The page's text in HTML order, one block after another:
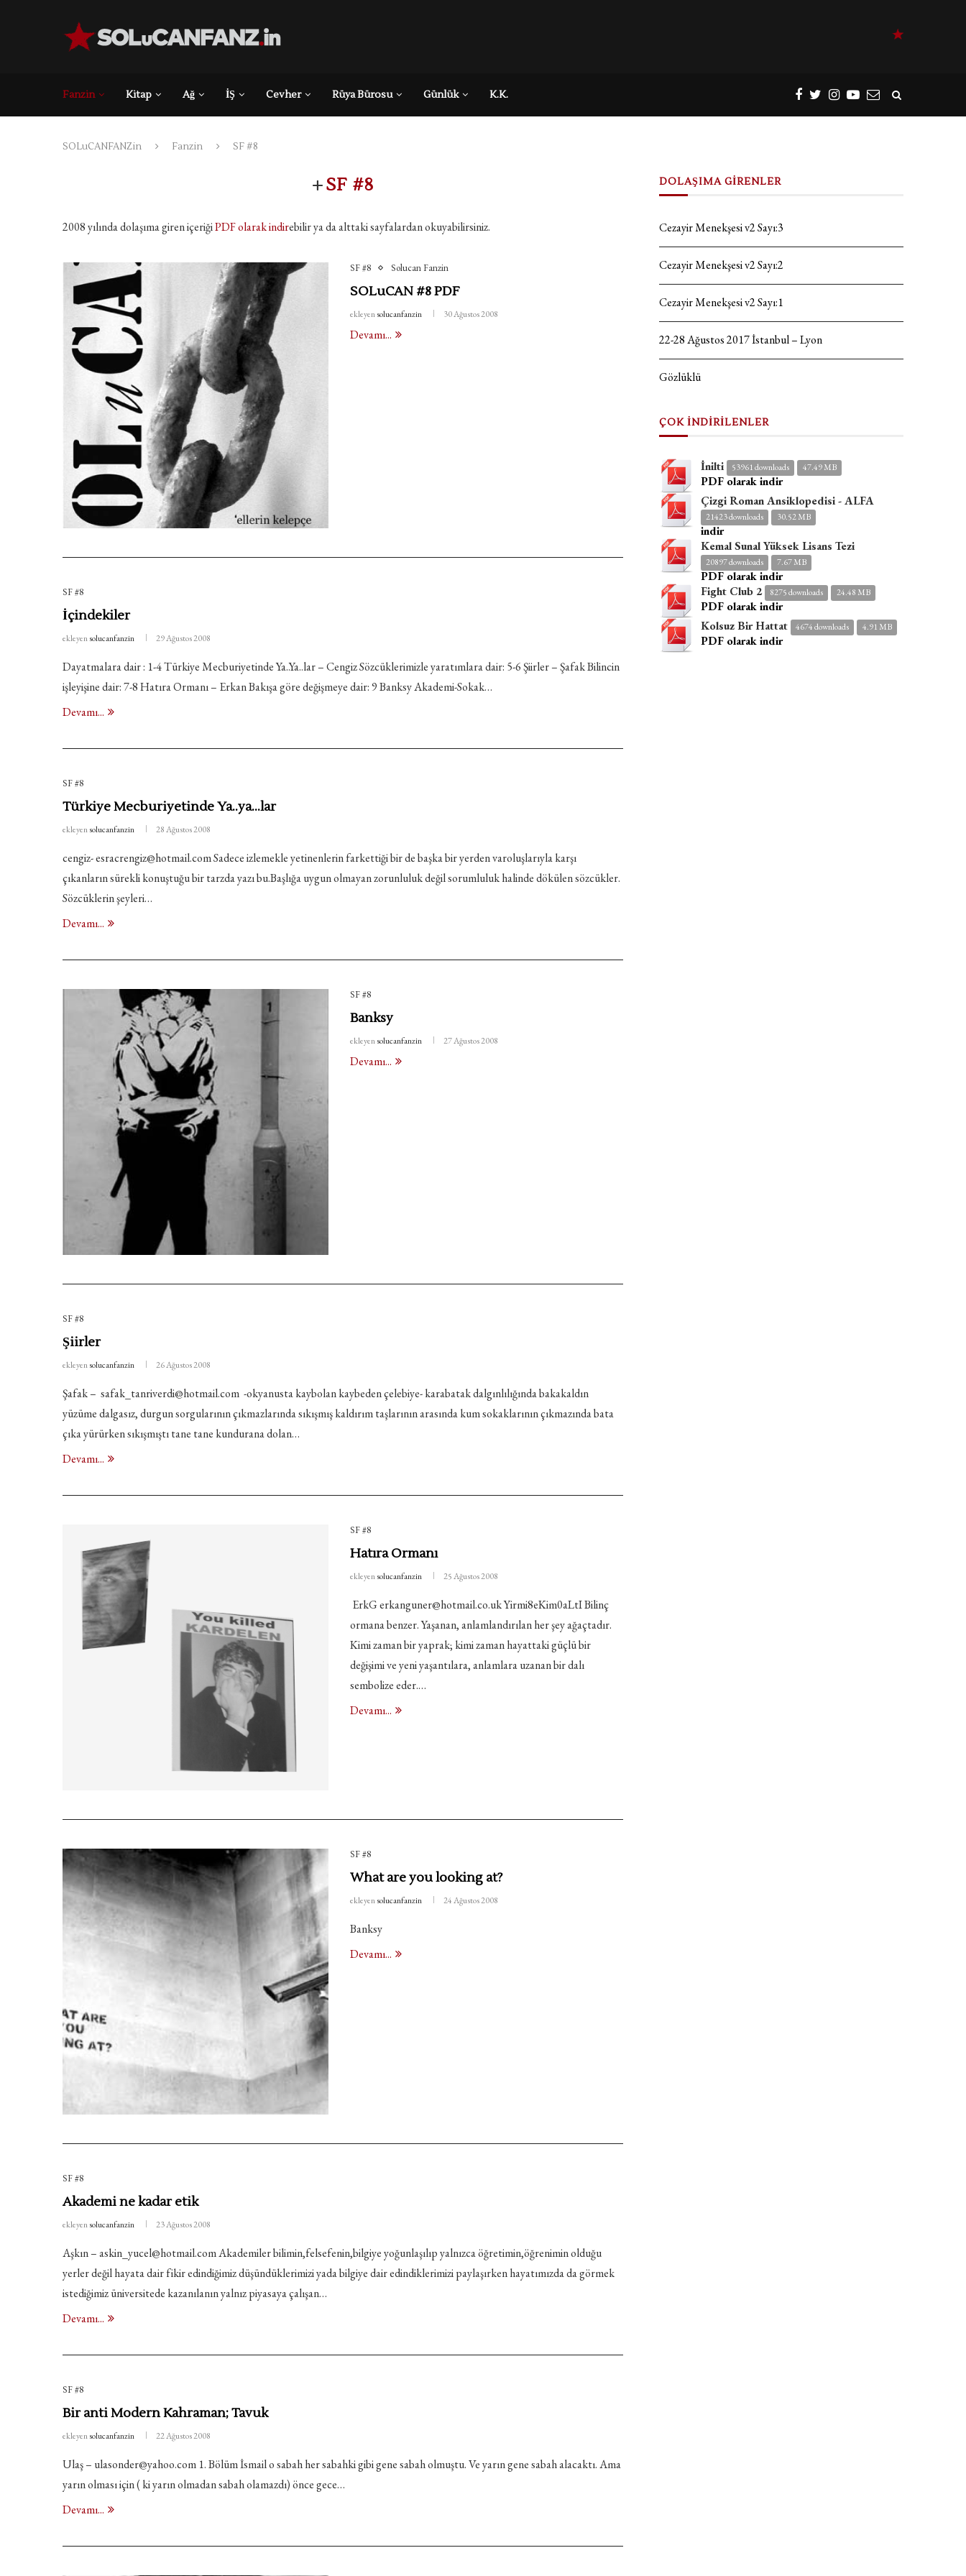
Fanzin Kitap Ağ İŞ Cevher Rüya Bürosu Günlük K.K.
SOLuCANFANZin Fanzin SF #8
+SF #8
2008 yılında dolaşıma giren içeriğiPDF olarak indirebilir ya da alttaki sayfalardan okuyabilirsiniz.
SF #8 Solucan Fanzin
SOLuCAN #8 PDF
ekleyensolucanfanzin 30 Ağustos 2008
Devamı...
SF #8
İçindekiler
ekleyensolucanfanzin 29 Ağustos 2008
Dayatmalara dair : 1-4 Türkiye Mecburiyetinde Ya..Ya..lar – Cengiz Sözcüklerimizle yaratımlara dair: 5-6 Şiirler – Şafak Bilincin
işleyişine dair: 7-8 Hatıra Ormanı – Erkan Bakışa göre değişmeye dair: 9 Banksy Akademi-Sokak…
Devamı...
SF #8
Türkiye Mecburiyetinde Ya..ya…lar
ekleyensolucanfanzin 28 Ağustos 2008
cengiz- esracrengiz@hotmail.com Sadece izlemekle yetinenlerin farkettiği bir de başka bir yerden varoluşlarıyla karşı
çıkanların sürekli konuştuğu bir tarzda yazı bu.Başlığa uygun olmayan zorunluluk değil sorumluluk halinde dökülen sözcükler.
Sözcüklerin şeyleri…
Devamı...
SF #8
Banksy
ekleyensolucanfanzin 27 Ağustos 2008
Devamı...
SF #8
Şiirler
ekleyensolucanfanzin 26 Ağustos 2008
Şafak – safak_tanriverdi@hotmail.com -okyanusta kaybolan kaybeden çelebiye- karabatak dalgınlılığında bakakaldın
yüzüme dalgasız, durgun sorgularının çıkmazlarında sıkışmış kaldırım taşlarının arasında kum sokaklarının çıkmazında bata
çıka yürürken sıkışmıştı tane tane kundurana dolan…
Devamı...
SF #8
Hatıra Ormanı
ekleyensolucanfanzin 25 Ağustos 2008
ErkG erkanguner@hotmail.co.uk Yirmi8eKim0aLtI Bilinç
ormana benzer. Yaşanan, anlamlandırılan her şey ağaçtadır.
Kimi zaman bir yaprak; kimi zaman hayattaki güçlü bir
değişimi ve yeni yaşantılara, anlamlara uzanan bir dalı
sembolize eder.…
Devamı...
SF #8
What are you looking at?
ekleyensolucanfanzin 24 Ağustos 2008
Banksy
Devamı...
SF #8
Akademi ne kadar etik
ekleyensolucanfanzin 23 Ağustos 2008
Aşkın – askin_yucel@hotmail.com Akademiler bilimin,felsefenin,bilgiye yoğunlaşılıp yalnızca öğretimin,öğrenimin olduğu
yerler değil hayata dair fikir edindiğimiz düşündüklerimizi yada bilgiye dair edindiklerimizi paylaşırken hayatımızda da görmek
istediğimiz üniversitede kazanılanın yalnız piyasaya çalışan…
Devamı...
SF #8
Bir anti Modern Kahraman; Tavuk
ekleyensolucanfanzin 22 Ağustos 2008
Ulaş – ulasonder@yahoo.com 1. Bölüm İsmail o sabah her sabahki gibi gene sabah olmuştu. Ve yarın gene sabah alacaktı. Ama
yarın olması için ( ki yarın olmadan sabah olamazdı) önce gece…
Devamı...
DOLAŞIMA GİRENLER
Cezayir Menekşesi v2 Sayı:3
Cezayir Menekşesi v2 Sayı:2
Cezayir Menekşesi v2 Sayı:1
22-28 Ağustos 2017 İstanbul – Lyon
Gözlüklü
ÇOK İNDİRİLENLER
İnilti 53961 downloads 47.49 MB
PDF olarak indir
Çizgi Roman Ansiklopedisi - ALFA
21423 downloads 30.52 MB
indir
Kemal Sunal Yüksek Lisans Tezi
20897 downloads 7.67 MB
PDF olarak indir
Fight Club 2
8275 downloads 24.48 MB
PDF olarak indir
Kolsuz Bir Hattat
4674 downloads 4.91 MB
PDF olarak indir